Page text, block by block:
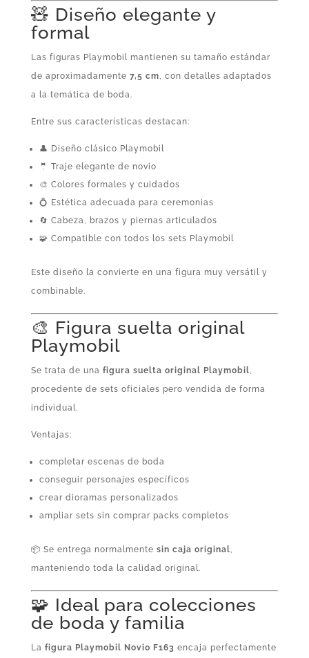
🧸 Diseño elegante y
formal
Las figuras Playmobil mantienen su tamaño estándar
de aproximadamente 7,5 cm , con detalles adaptados
a la temática de boda.
Entre sus características destacan:
👤 Diseño clásico Playmobil
🤵 Traje elegante de novio
🎨 Colores formales y cuidados
💍 Estética adecuada para ceremonias
🔄 Cabeza, brazos y piernas articulados
🧩 Compatible con todos los sets Playmobil
Este diseño la convierte en una figura muy versátil y
combinable.
🎨 Figura suelta original
Playmobil
Se trata de una figura suelta original Playmobil
procedente de sets oficiales pero vendida de forma
individual.
Ventajas:
completar escenas de boda
conseguir personajes específicos
crear dioramas personalizados
ampliar sets sin comprar packs completos
📦 Se entrega normalmente sin caja original
manteniendo toda la calidad original.
🧩 Ideal para colecciones
de boda y familia
La figura Playmobil Novio F163 encaja perfectamente